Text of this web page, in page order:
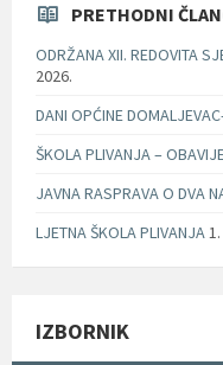
PRETHODNI
ODRŽANA XII. REDOVITA
2026.
DANI OPĆINE
ŠKOLA PLIVANJA –
JAVNA RASPRAVA O DVA
LJETNA ŠKOLA PLIVANJA
IZBORNIK